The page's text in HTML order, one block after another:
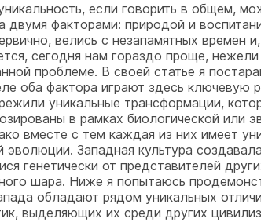
если говорить в общем,
двумя факторами: природой и
велись с незапамятных времен
сегодня нам гораздо проще,
проблеме. В своей статье я
оба фактора играют здесь ключевую
уникальные трансформации,
в рамках биологической или
вместе с тем каждая из них имеет
эволюции. Западная культура
генетически от представителей
шара. Ниже я попытаюсь
обладают рядом уникальных
выделяющих их среди других